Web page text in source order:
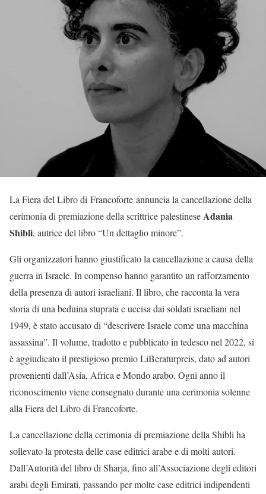
La Fiera del Libro di Francoforte annuncia la cancellazione della
cerimonia di premiazione della scrittrice palestineseAdania
Shibli, autrice del libro “Un dettaglio minore”.
Gli organizzatori hanno giustificato la cancellazione a causa della
guerra in Israele. In compenso hanno garantito un rafforzamento
della presenza di autori israeliani. Il libro, che racconta la vera
storia di una beduina stuprata e uccisa dai soldati israeliani nel
1949, è stato accusato di “descrivere Israele come una macchina
assassina”. Il volume, tradotto e pubblicato in tedesco nel 2022, si
è aggiudicato il prestigioso premio LiBeraturpreis, dato ad autori
provenienti dall’Asia, Africa e Mondo arabo. Ogni anno il
riconoscimento viene consegnato durante una cerimonia solenne
alla Fiera del Libro di Francoforte.
La cancellazione della cerimonia di premiazione della Shibli ha
sollevato la protesta delle case editrici arabe e di molti autori.
Dall’Autorità del libro di Sharja, fino all’Associazione degli editori
arabi degli Emirati, passando per molte case editrici indipendenti